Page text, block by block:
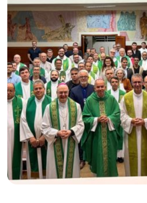
Regional Leste 2 inicia encontro